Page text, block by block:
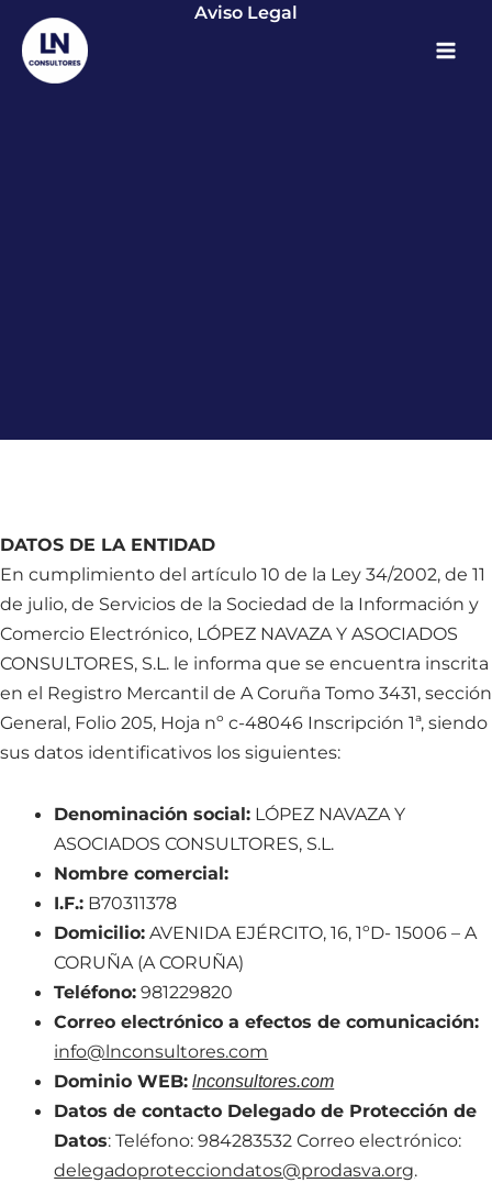
contenido
Aviso Legal
DATOS DE LA ENTIDAD
En cumplimiento del artículo 10 de la Ley 34/2002, de 11
de julio, de Servicios de la Sociedad de la Información y
Comercio Electrónico, LÓPEZ NAVAZA Y ASOCIADOS
CONSULTORES, S.L. le informa que se encuentra inscrita
en el Registro Mercantil de A Coruña Tomo 3431, sección
General, Folio 205, Hoja nº c-48046 Inscripción 1ª, siendo
sus datos identificativos los siguientes:
Denominación social: LÓPEZ NAVAZA Y
ASOCIADOS CONSULTORES, S.L.
Nombre comercial:
I.F.: B70311378
Domicilio: AVENIDA EJÉRCITO, 16, 1ºD- 15006 – A
CORUÑA (A CORUÑA)
Teléfono: 981229820
Correo electrónico a efectos de comunicación:
info@lnconsultores.com
Dominio WEB: lnconsultores.com
Datos de contacto Delegado de Protección de
Datos: Teléfono: 984283532 Correo electrónico:
delegadoprotecciondatos@prodasva.org.